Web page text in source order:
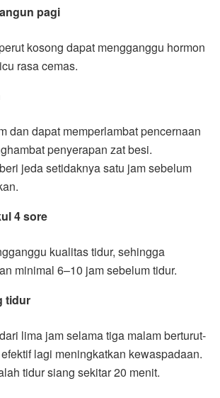
pagi
kosong dapat mengganggu hormon
rasa cemas.
dan dapat memperlambat pencernaan
penyerapan zat besi.
jeda setidaknya satu jam sebelum
4 sore
kualitas tidur, sehingga
minimal 6–10 jam sebelum tidur.
tidur
lima jam selama tiga malam berturut-
lagi meningkatkan kewaspadaan.
tidur siang sekitar 20 menit.